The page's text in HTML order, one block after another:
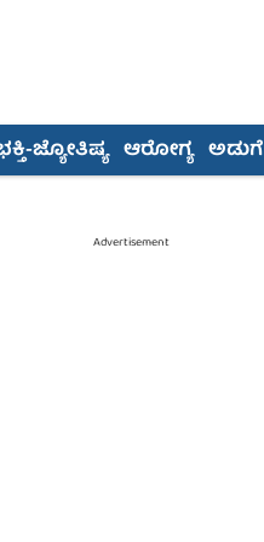
ಜ್ಯೋತಿಷ್ಯ ಆರೋಗ್ಯ ಅಡುಗೆ
Advertisement